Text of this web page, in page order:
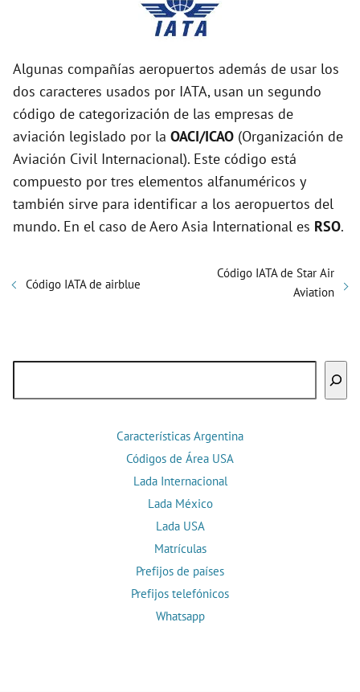
Algunas compañías aeropuertos además de usar los
dos caracteres usados por IATA, usan un segundo
código de categorización de las empresas de
aviación legislado por la OACI/ICAO (Organización de
Aviación Civil Internacional). Este código está
compuesto por tres elementos alfanuméricos y
también sirve para identificar a los aeropuertos del
mundo. En el caso de Aero Asia International es RSO.
Código IATA de airblue
Código IATA de Star Air
Aviation
Características Argentina
Códigos de Área USA
Lada Internacional
Lada México
Lada USA
Matrículas
Prefijos de países
Prefijos telefónicos
Whatsapp